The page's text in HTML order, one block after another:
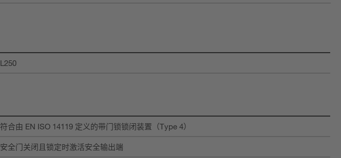
L250
符合由 EN ISO 14119 定义的带门锁锁闭装置（Type 4）
安全门关闭且锁定时激活安全输出端